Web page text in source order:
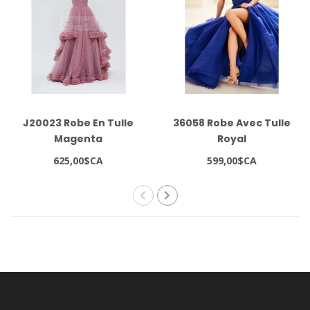
J20023 Robe En Tulle
Magenta
625,00$CA
36058 Robe Avec Tulle
Royal
599,00$CA